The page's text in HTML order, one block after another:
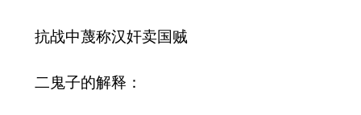
抗战中蔑称汉奸卖国贼
二鬼子的解释：